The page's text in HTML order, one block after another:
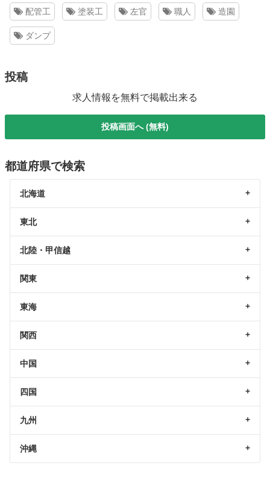
配管工 塗装工 左官 職人 造園
ダンプ
投稿
求人情報を無料で掲載出来る
投稿画面へ (無料)
都道府県で検索
北海道
東北
北陸・甲信越
関東
東海
関西
中国
四国
九州
沖縄